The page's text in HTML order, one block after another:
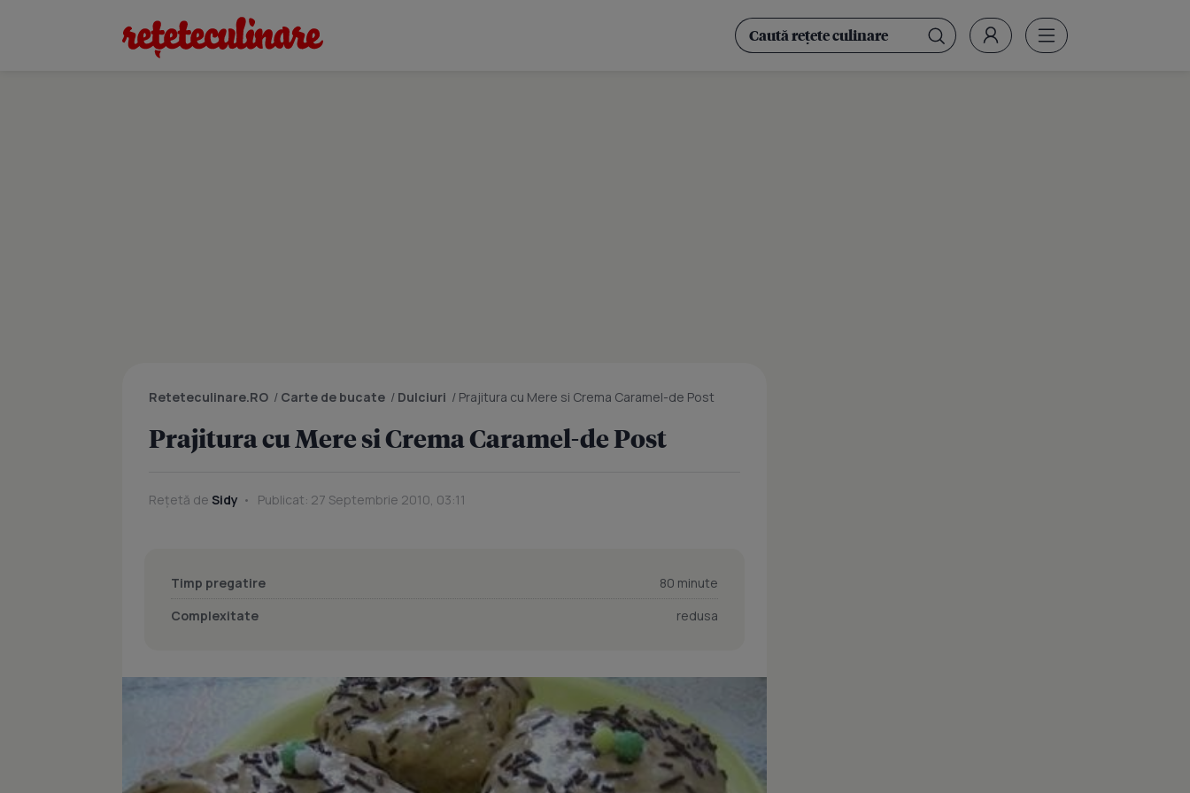
Reteteculinare.RO / Carte de bucate / Dulciuri / Prajitura cu Mere si Crema Caramel-de Post
Prajitura cu Mere si Crema Caramel-de Post
Rețetă de Sidy Publicat: 27 Septembrie 2010, 03:11
Timp pregatire
80 minute
Complexitate
redusa